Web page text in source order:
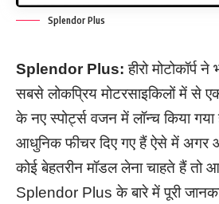
Splendor Plus
Splendor Plus:हीरो मोटोकॉर्प
सबसे लोकप्रिय मोटरसाइकिलों में से
के नए स्पोर्ट्स वजन में लॉन्च किया
आधुनिक फीचर दिए गए हैं ऐसे में अगर
कोई बेहतरीन मॉडल लेना चाहते हैं
Splendor Plus के बारे में पूरी